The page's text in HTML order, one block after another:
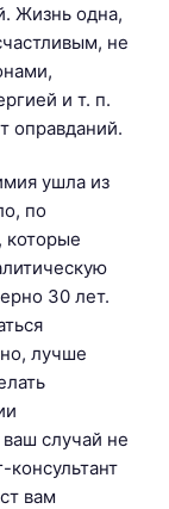
Жизнь одна,
не
и т. п.
оправданий.
ушла из
по
которые
30 лет.
лучше
случай не
вам